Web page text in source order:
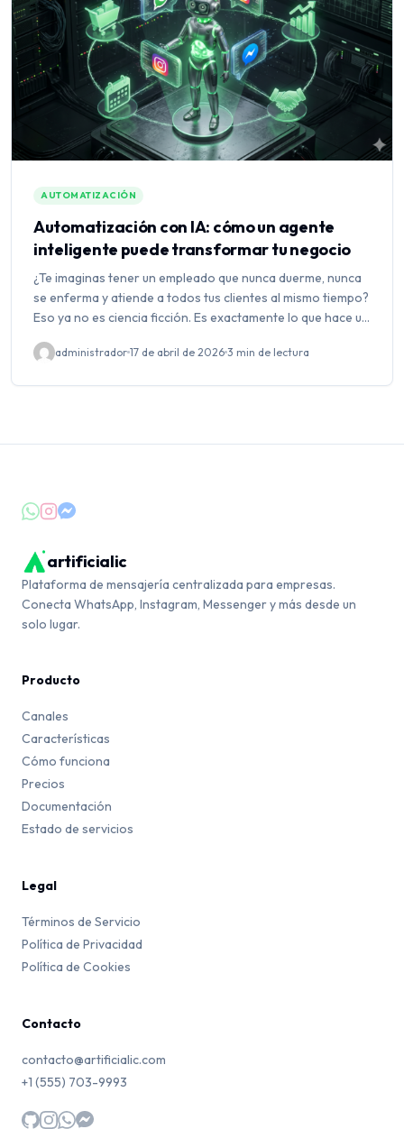
AUTOMATIZACIÓN
Automatización con IA: cómo un agente
inteligente puede transformar tu negocio
¿Te imaginas tener un empleado que nunca duerme, nunca
se enferma y atiende a todos tus clientes al mismo tiempo?
Eso ya no es ciencia ficción. Es exactamente lo que hace un
administrador 17 de abril de 2026 3 min de lectura
artificialic
Plataforma de mensajería centralizada para empresas.
Conecta WhatsApp, Instagram, Messenger y más desde un
solo lugar.
Producto
Canales
Características
Cómo funciona
Precios
Documentación
Estado de servicios
Legal
Términos de Servicio
Política de Privacidad
Política de Cookies
Contacto
contacto@artificialic.com
+1 (555) 703-9993